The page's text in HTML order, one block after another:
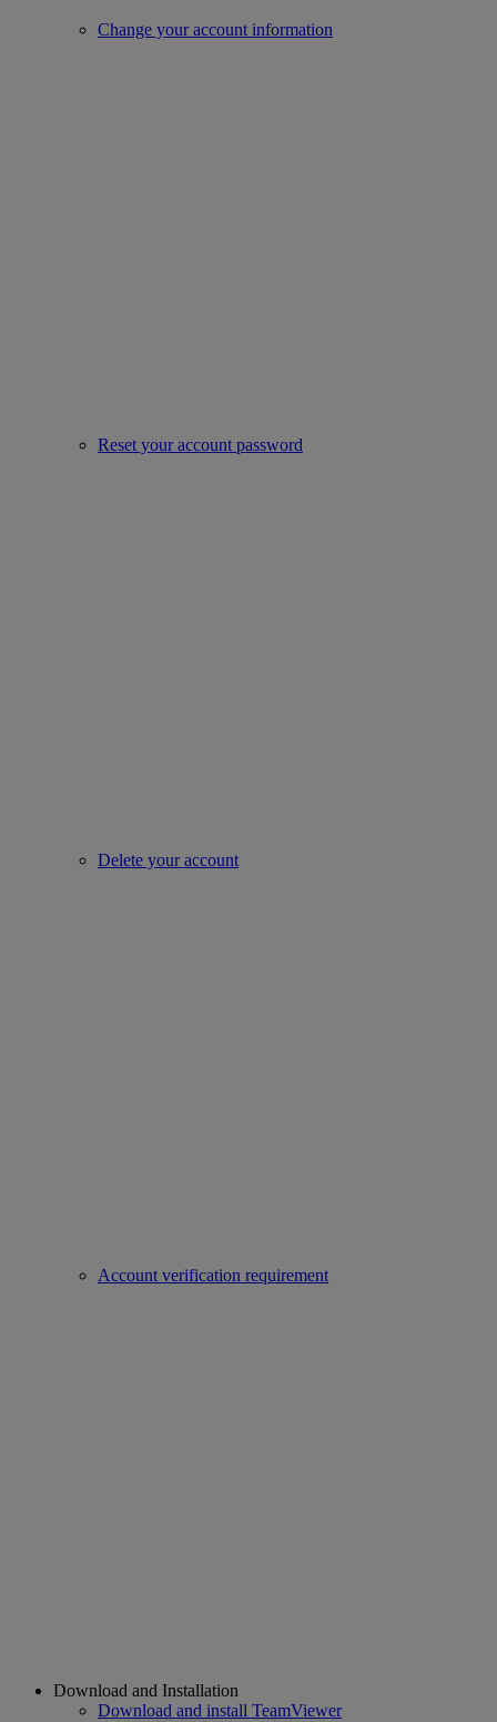
Change your account information
Reset your account password
Delete your account
Account verification requirement
Download and Installation
Download and install TeamViewer